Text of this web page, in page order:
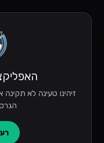
זיהינו טעינה לא תקינה